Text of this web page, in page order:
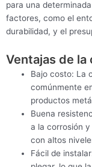
para una
factores, como el
durabilidad, y el
Ventajas de la
Bajo costo: La
comúnmente
productos
Buena
a la corrosión
con altos
Fácil de